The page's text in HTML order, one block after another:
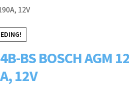
12V
BS BOSCH AGM
12V